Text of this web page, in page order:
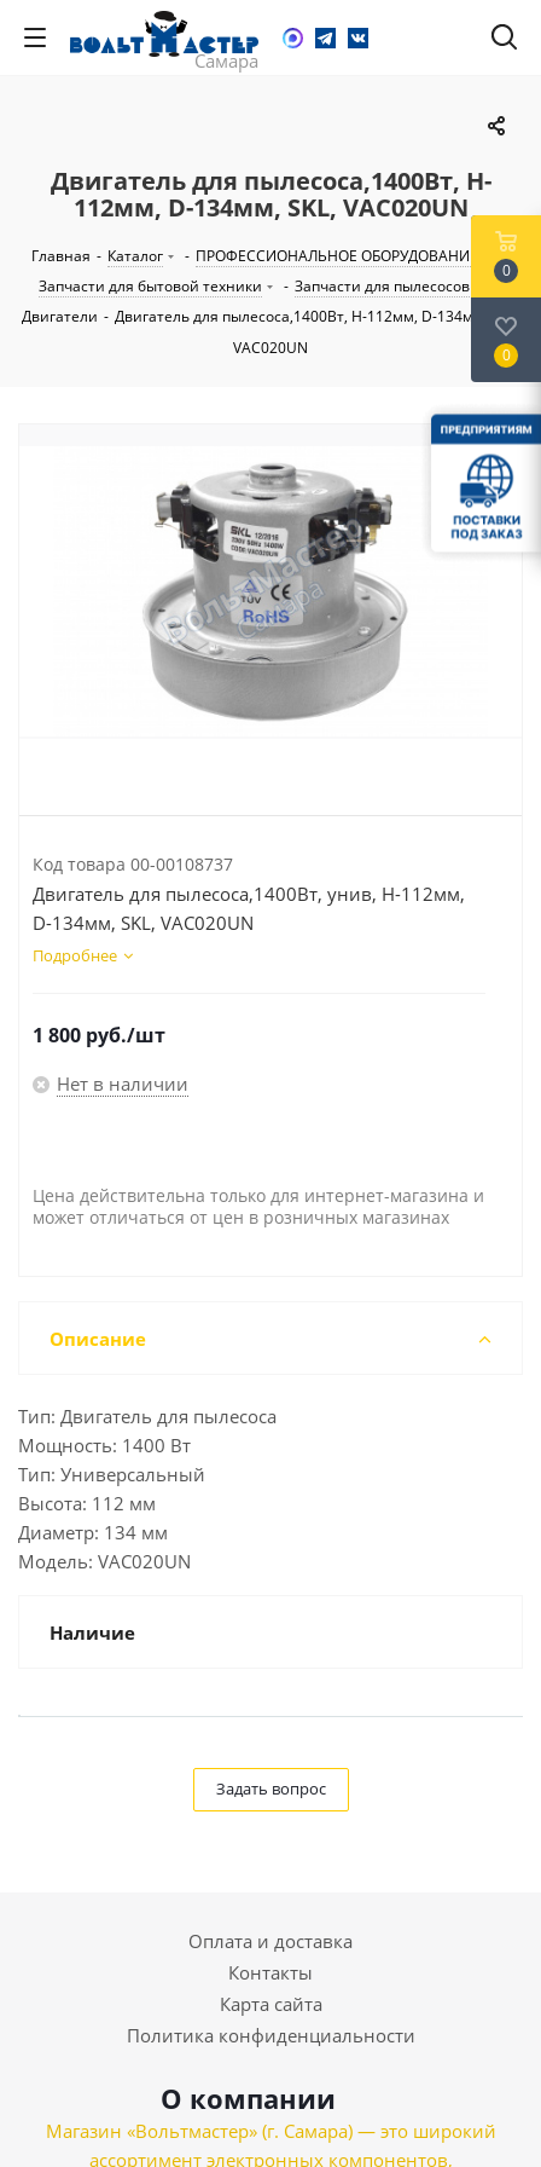
Двигатель для пылесоса,1400Вт, H-
112мм, D-134мм, SKL, VAC020UN
Главная - Каталог - ПРОФЕССИОНАЛЬНОЕ ОБОРУДОВАНИЕ
-
Запчасти для бытовой техники
- Запчасти для пылесосов
Двигатели - Двигатель для пылесоса,1400Вт, H-112мм, D-134мм, SKL,
VAC020UN
Код товара 00-00108737
Двигатель для пылесоса,1400Вт, унив, H-112мм,
D-134мм, SKL, VAC020UN
Подробнее
1 800 руб./шт
Нет в наличии
Цена действительна только для интернет-магазина и
может отличаться от цен в розничных магазинах
Описание
Тип: Двигатель для пылесоса
Мощность: 1400 Вт
Тип: Универсальный
Высота: 112 мм
Диаметр: 134 мм
Модель: VAC020UN
Наличие
Задать вопрос
Оплата и доставка
Контакты
Карта сайта
Политика конфиденциальности
О компании
Магазин «Вольтмастер» (г. Самара) — это широкий
ассортимент электронных компонентов,
0
0